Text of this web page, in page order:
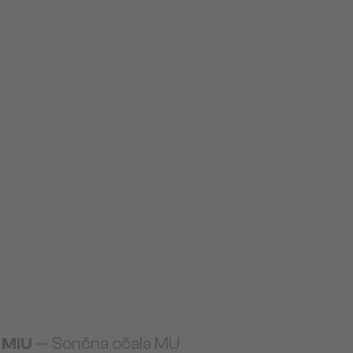
— Sončna očala MU